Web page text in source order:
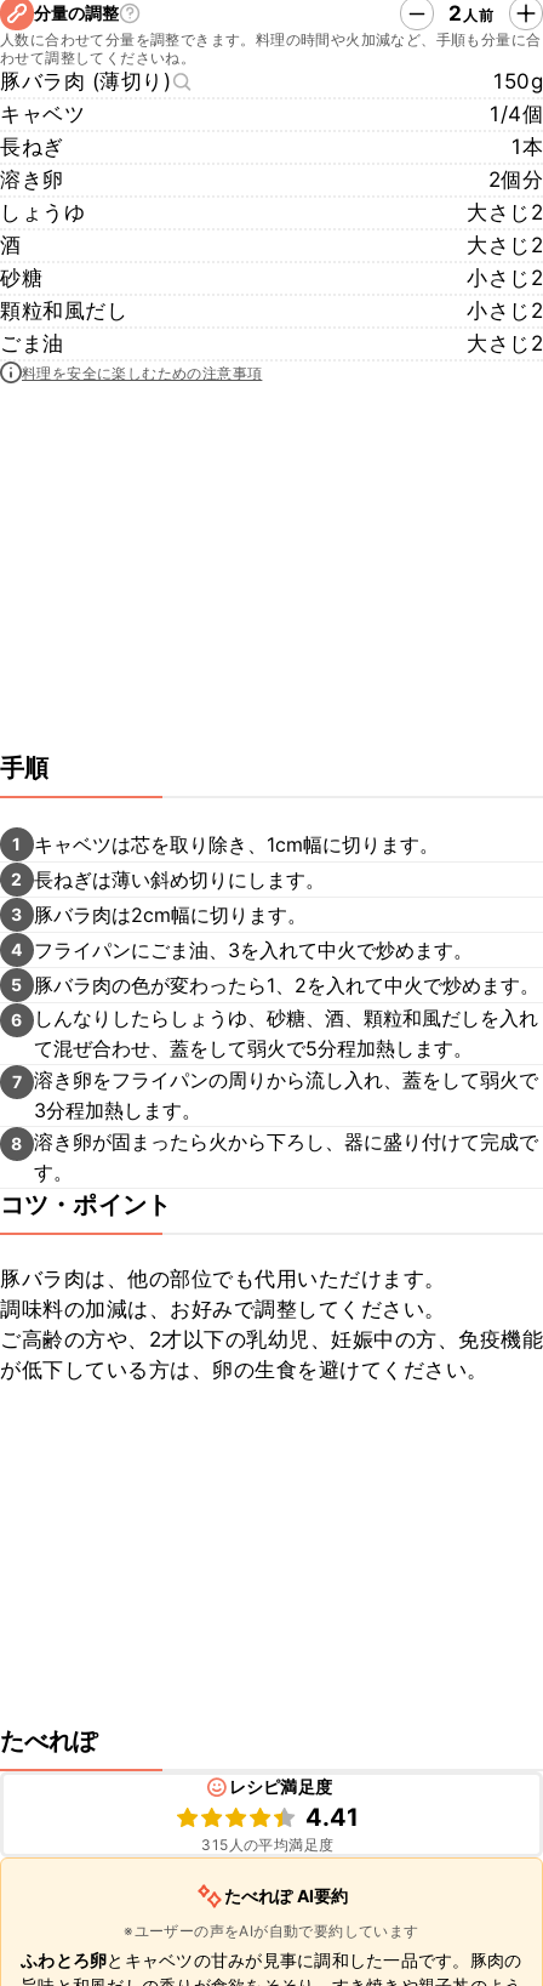
分量の調整 2 人前
人数に合わせて分量を調整できます。料理の時間や火加減など、手順も分量に合
わせて調整してくださいね。
豚バラ肉 (薄切り)
150g
キャベツ
1/4個
長ねぎ
1本
溶き卵
2個分
しょうゆ
大さじ2
酒
大さじ2
砂糖
小さじ2
顆粒和風だし
小さじ2
ごま油
大さじ2
料理を安全に楽しむための注意事項
手順
1 キャベツは芯を取り除き、1cm幅に切ります。
2 長ねぎは薄い斜め切りにします。
3 豚バラ肉は2cm幅に切ります。
4 フライパンにごま油、3を入れて中火で炒めます。
5 豚バラ肉の色が変わったら1、2を入れて中火で炒めます。
6
しんなりしたらしょうゆ、砂糖、酒、顆粒和風だしを入れ
て混ぜ合わせ、蓋をして弱火で5分程加熱します。
7 溶き卵をフライパンの周りから流し入れ、蓋をして弱火で
3分程加熱します。
8 溶き卵が固まったら火から下ろし、器に盛り付けて完成で
す。
コツ・ポイント
豚バラ肉は、他の部位でも代用いただけます。
調味料の加減は、お好みで調整してください。
ご高齢の方や、2才以下の乳幼児、妊娠中の方、免疫機能
が低下している方は、卵の生食を避けてください。
たべれぽ
レシピ満足度
4.41
315 人の平均満足度
たべれぽ AI要約
※ユーザーの声をAIが自動で要約しています
ふわとろ卵とキャベツの甘みが見事に調和した一品です。豚肉の